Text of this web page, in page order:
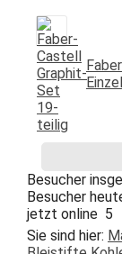
Besucher
Besucher
jetzt online 5
Sie sind hier: